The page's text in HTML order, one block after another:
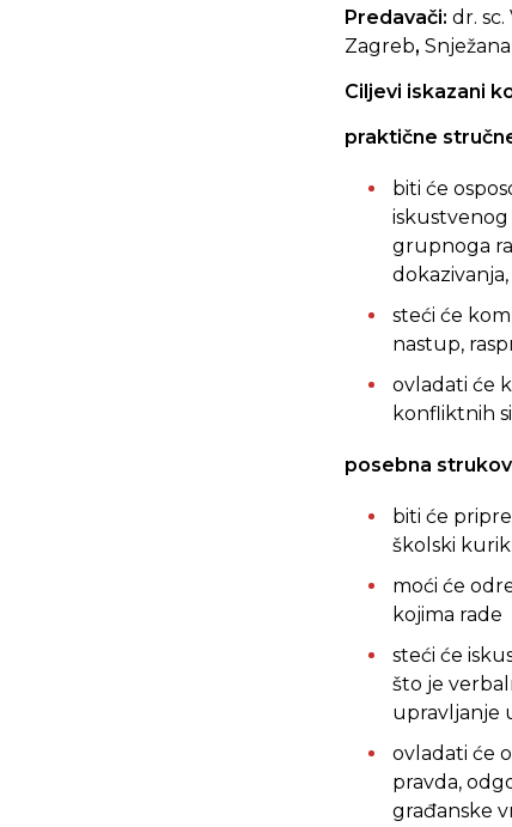
Predavači: dr. sc.
Zagreb,
Ciljevi iskazani
praktične
biti će
grupnoga
steći će
nastup,
ovladati će
konfliktnih
posebna
biti će
školski
moći će
kojima rade
steći će
što je
upravljanje
ovladati će
pravda,
građanske